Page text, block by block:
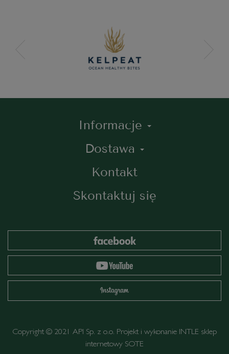
Informacje
Dostawa
Kontakt
Skontaktuj się
Copyright © 2021 API Sp. z o.o. Projekt i wykonanie INTLE sklep
internetowy SOTE